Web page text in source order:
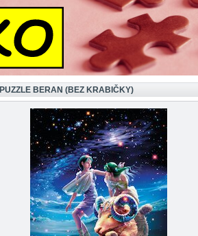
PUZZLE BERAN (BEZ KRABIČKY)